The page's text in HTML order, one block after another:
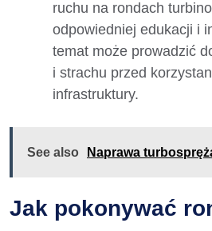
ruchu na rondach
odpowiedniej edukacji i
temat może prowadzić
i strachu przed
infrastruktury.
See also Naprawa
Jak pokonywać